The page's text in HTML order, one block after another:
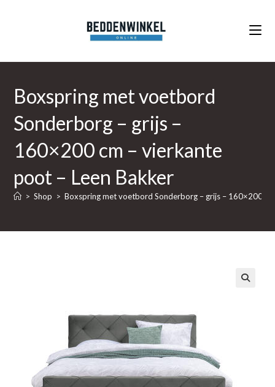
Boxspring met voetbord
Sonderborg – grijs –
160×200 cm – vierkante
poot – Leen Bakker
> Shop > Boxspring met voetbord Sonderborg – grijs – 160×200